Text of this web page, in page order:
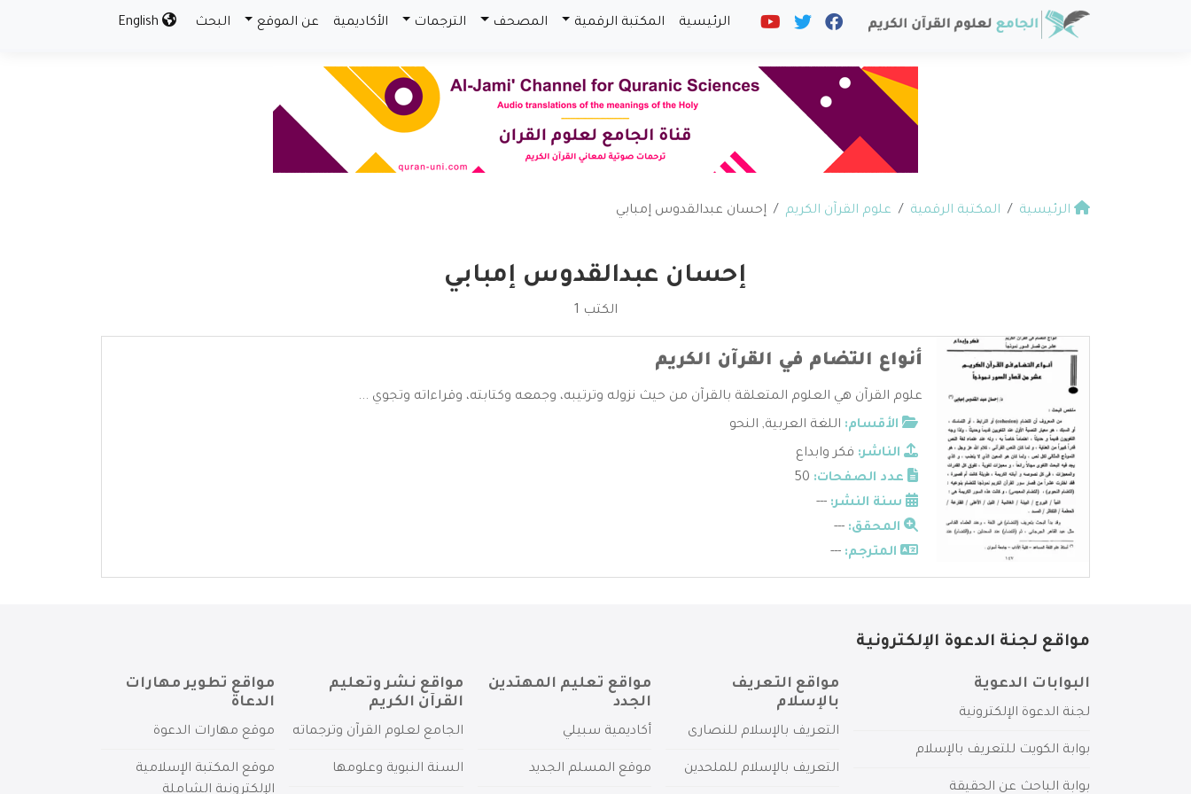
الرئيسية المكتبة الرقمية المصحف الترجمات الأكاديمية عن الموقع البحث
الرئيسية المكتبة الرقمية علوم القرآن الكريم إحسان عبدالقدوس إمبابي
إحسان عبدالقدوس إمبابي
الكتب 1
أنواع التضام في القرآن الكريم
علوم القرآن هي العلوم المتعلقة بالقرآن من حيث نزوله وترتيبه، وجمعه وكتابته، وقراءاته وتجوي ...
الأقسام: اللغة العربية, النحو
الناشر: فكر وابداع
عدد الصفحات:
سنة النشر: ---
المحقق: ---
المترجم: ---
مواقع لجنة الدعوة الإلكترونية
البوابات الدعوية
لجنة الدعوة الإلكترونية
بوابة الكويت للتعريف بالإسلام
بوابة الباحث عن الحقيقة
مواقع التعريف
بالإسلام
التعريف بالإسلام للنصارى
التعريف بالإسلام للملحدين
مواقع تعليم المهتدين
الجدد
أكاديمية سبيلي
موقع المسلم الجديد
مواقع نشر وتعليم
القرآن الكريم
الجامع لعلوم القرآن وترجماته
السنة النبوية وعلومها
مواقع تطوير مهارات
الدعاة
موقع مهارات الدعوة
موقع المكتبة الإسلامية
الإلكترونية الشاملة